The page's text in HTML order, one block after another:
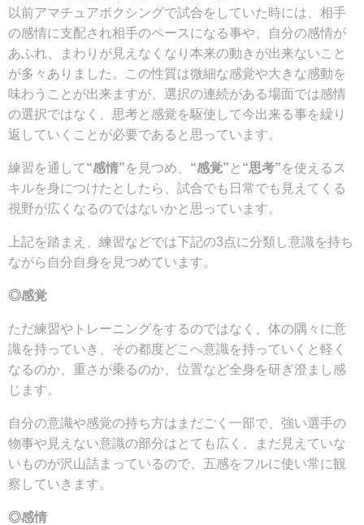
以前アマチュアボクシングで試合をしていた時には、相手
の感情に支配され相手のペースになる事や、自分の感情が
あふれ、まわりが見えなくなり本来の動きが出来ないこと
が多々ありました。この性質は微細な感覚や大きな感動を
味わうことが出来ますが、選択の連続がある場面では感情
の選択ではなく、思考と感覚を駆使して今出来る事を繰り
返していくことが必要であると思っています。
練習を通して“感情”を見つめ、 “感覚” と “思考”を使えるス
キルを身につけたとしたら、試合でも日常でも見えてくる
視野が広くなるのではないかと思っています。
上記を踏まえ、練習などでは下記の3点に分類し意識を持ち
ながら自分自身を見つめています。
◎感覚
ただ練習やトレーニングをするのではなく、体の隅々に意
識を持っていき、その都度どこへ意識を持っていくと軽く
なるのか、重さが乗るのか、位置など全身を研ぎ澄まし感
じます。
自分の意識や感覚の持ち方はまだごく一部で、強い選手の
物事や見えない意識の部分はとても広く、まだ見えていな
いものが沢山詰まっているので、五感をフルに使い常に観
察していきます。
◎感情